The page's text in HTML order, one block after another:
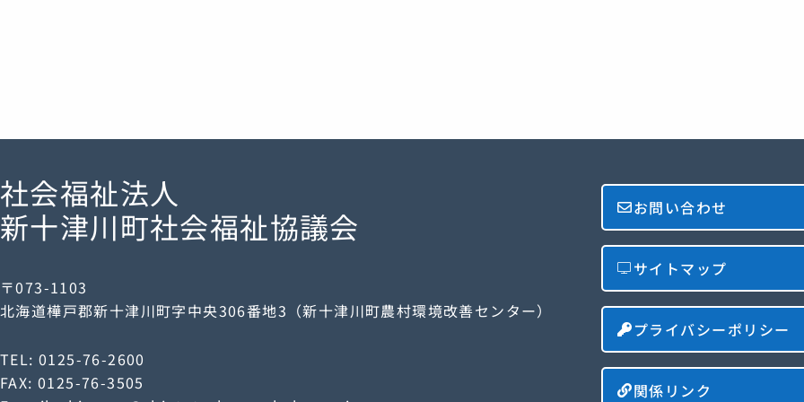
社会福祉法人
新十津川町社会福祉協議会
〒073-1103
北海道樺戸郡新十津川町字中央306番地3（新十津川町農村環境改善センター）
TEL: 0125-76-2600
FAX: 0125-76-3505
お問い合わせ
サイトマップ
プライバシーポリシー
関係リンク